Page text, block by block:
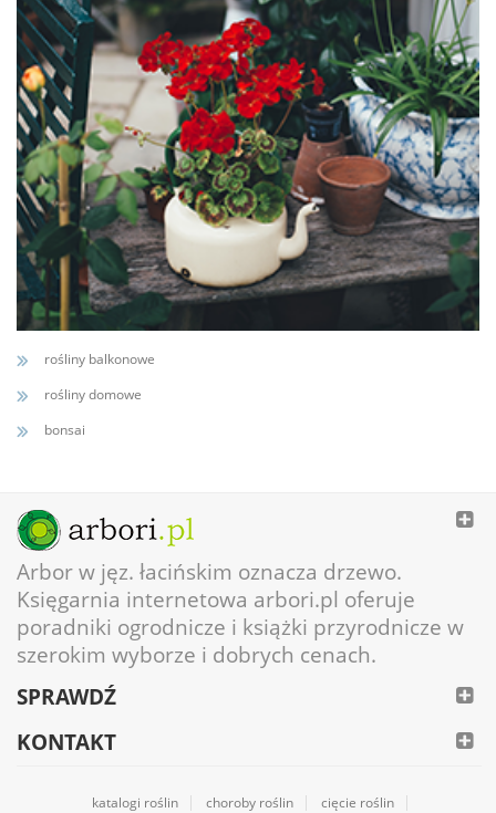
rośliny balkonowe
rośliny domowe
bonsai
Arbor w jęz. łacińskim oznacza drzewo.
Księgarnia internetowa arbori.pl oferuje
poradniki ogrodnicze i książki przyrodnicze w
szerokim wyborze i dobrych cenach.
SPRAWDŹ
KONTAKT
katalogi roślin choroby roślin cięcie roślin